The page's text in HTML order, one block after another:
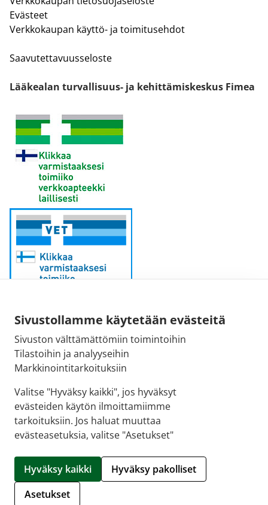
Sivustollamme käytetään evästeitä
Sivuston välttämättömiin toimintoihin
Tilastoihin ja analyyseihin
Markkinointitarkoituksiin
Valitse "Hyväksy kaikki", jos hyväksyt
evästeiden käytön ilmoittamiimme
tarkoituksiin. Jos haluat muuttaa
evästeasetuksia, valitse "Asetukset"
Hyväksy kaikki
Hyväksy pakolliset
Asetukset
Evästeet
Verkkokaupan käyttö- ja toimitusehdot
Saavutettavuusseloste
Lääkealan turvallisuus- ja kehittämiskeskus Fimea
Sähköpostiosoite:
kirjaamo@fimea.fi
Fimean vaihde:
029 522 3341
© 2026 Uudenkaupungin 1. apteekki |
Hallitse evästeitä